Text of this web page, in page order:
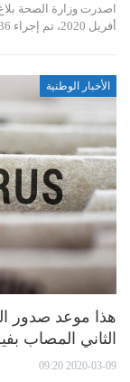
أفريل 2020، تم إجراء 36 تحليلا بمخبر مستشفى…
الأخبار الوطنية
هذا موعد صدور
الثاني المصاب
2020-03-09 09:20